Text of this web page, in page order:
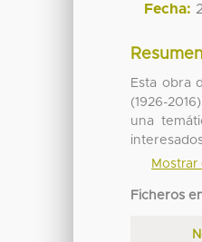
Fecha:
Esta obra
(1926-
una
Mostrar
Ficheros